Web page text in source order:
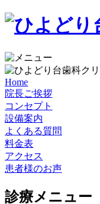
Home
院長ご挨拶
コンセプト
設備案内
よくある質問
料金表
アクセス
患者様のお声
診療メニュー